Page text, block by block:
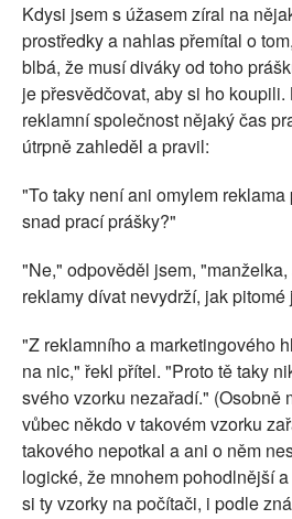
Kdysi jsem s úžasem zíral na
prostředky a nahlas přemítal o
blbá, že musí diváky od toho
je přesvědčovat, aby si ho
reklamní společnost nějaký čas
útrpně zahleděl a pravil:
"To taky není ani omylem
snad prací prášky?"
"Ne," odpověděl jsem,
reklamy dívat nevydrží, jak
"Z reklamního a marketingového
na nic," řekl přítel. "Proto tě taky
svého vzorku nezařadí." (Osobně
vůbec někdo v takovém vzorku
takového nepotkal a ani o něm
logické, že mnohem pohodlnější
si ty vzorky na počítači, i podle